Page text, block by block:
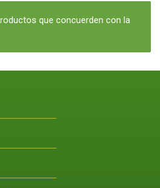
que concuerden con la